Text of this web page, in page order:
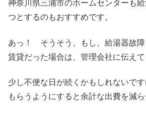
神奈川県三浦市のホームセンターも
つとするのもおすすめです。
あっ！ そうそう、もし、給湯器故
賃貸だった場合は、管理会社に伝えて
少し不便な日が続くかもしれないで
もらうようにすると余計な出費を減ら